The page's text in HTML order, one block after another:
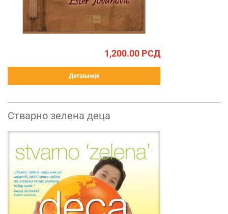
1,200.00 РСД
Детаљније
Стварно зелена деца